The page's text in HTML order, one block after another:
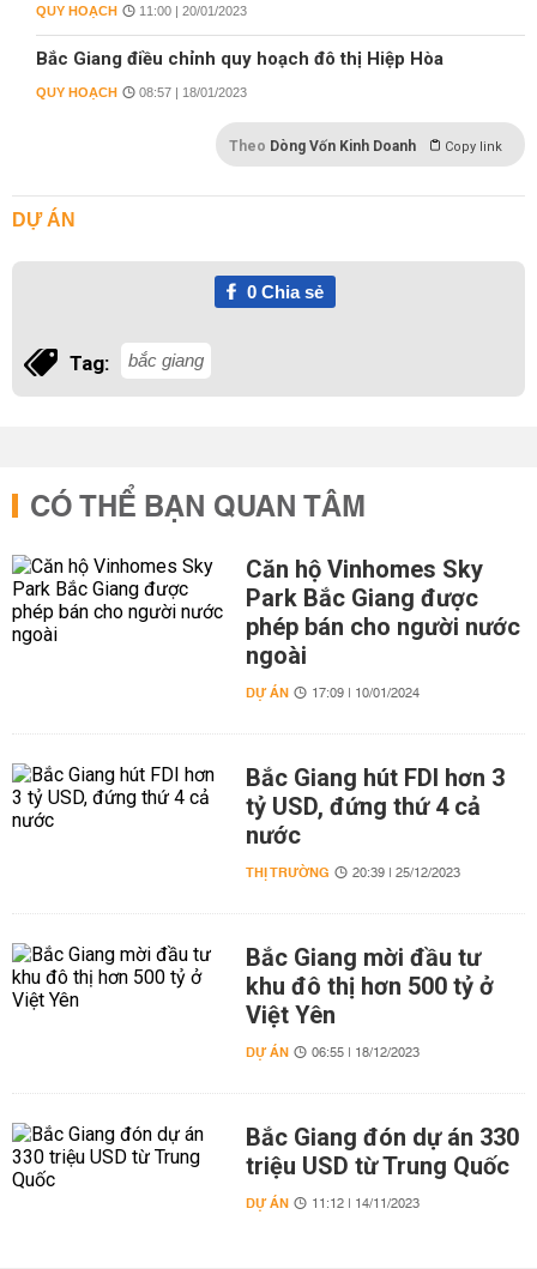
QUY HOẠCH 11:00 | 20/01/2023
Bắc Giang điều chỉnh quy hoạch đô thị Hiệp Hòa
QUY HOẠCH 08:57 | 18/01/2023
Theo Dòng Vốn Kinh Doanh Copy link
DỰ ÁN
0Chia sẻ
Tag: bắc giang
CÓ THỂ BẠN QUAN TÂM
Căn hộ Vinhomes Sky
Park Bắc Giang được
phép bán cho người nước
ngoài
DỰ ÁN 17:09 | 10/01/2024
Bắc Giang hút FDI hơn 3
tỷ USD, đứng thứ 4 cả
nước
THỊ TRƯỜNG 20:39 | 25/12/2023
Bắc Giang mời đầu tư
khu đô thị hơn 500 tỷ ở
Việt Yên
DỰ ÁN 06:55 | 18/12/2023
Bắc Giang đón dự án 330
triệu USD từ Trung Quốc
DỰ ÁN 11:12 | 14/11/2023